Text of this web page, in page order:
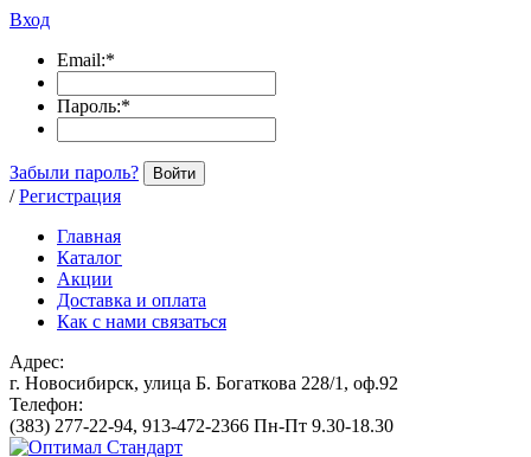
Вход
Email:*
Пароль:*
Забыли пароль? Войти
/ Регистрация
Главная
Каталог
Акции
Доставка и оплата
Как с нами связаться
Адрес:
г. Новосибирск, улица Б. Богаткова 228/1, оф.92
Телефон:
(383) 277-22-94, 913-472-2366 Пн-Пт 9.30-18.30